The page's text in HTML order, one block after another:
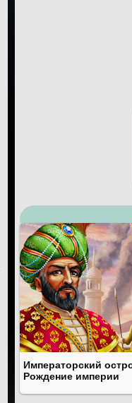
Императорский
Рождение империи